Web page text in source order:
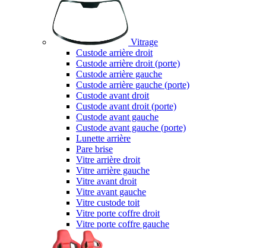
Vitrage
Custode arrière droit
Custode arrière droit (porte)
Custode arrière gauche
Custode arrière gauche (porte)
Custode avant droit
Custode avant droit (porte)
Custode avant gauche
Custode avant gauche (porte)
Lunette arrière
Pare brise
Vitre arrière droit
Vitre arrière gauche
Vitre avant droit
Vitre avant gauche
Vitre custode toit
Vitre porte coffre droit
Vitre porte coffre gauche